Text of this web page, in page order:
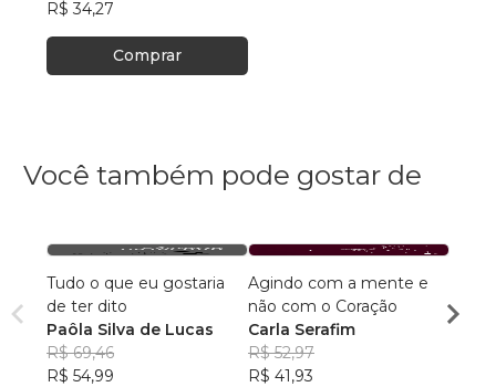
R$ 34,27
Comprar
Você também pode gostar de
Tudo o que eu gostaria
de ter dito
Paôla Silva de Lucas
R$ 69,46
R$ 54,99
Agindo com a mente e
não com o Coração
Carla Serafim
R$ 52,97
R$ 41,93
habita